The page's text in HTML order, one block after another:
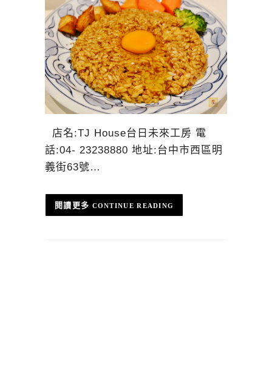
店名:TJ House台日未來工房 電
話:04- 23238880 地址:台中市西區明
義街63號…
CONTINUE READING